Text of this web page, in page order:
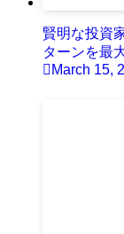
賢明な投資
ターンを最
March 15,